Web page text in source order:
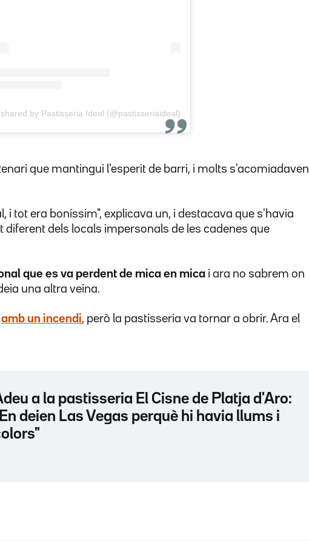
by Pastisseria Ideal (@pastisseriaideal)
que mantingui l'esperit de barri, i molts s'acomiadaven
i tot era boníssim", explicava un, i destacava que s'havia
dels locals impersonals de les cadenes que
que es va perdent de mica en mica i ara no sabrem on
una altra veïna.
amb un incendi, però la pastisseria va tornar a obrir. Ara el
a la pastisseria El Cisne de Platja d'Aro:
deien Las Vegas perquè hi havia llums i